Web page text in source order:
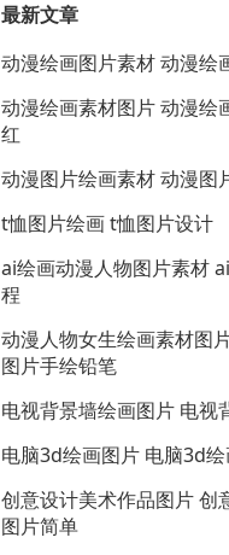
最新文章
动漫绘画图片素材 动漫绘
动漫绘画素材图片 动漫绘
红
动漫图片绘画素材 动漫图
t恤图片绘画 t恤图片设计
ai绘画动漫人物图片素材
程
动漫人物女生绘画素材图
图片手绘铅笔
电视背景墙绘画图片 电视
电脑3d绘画图片 电脑3d
创意设计美术作品图片 创
图片简单